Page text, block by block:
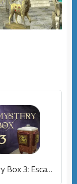
Mystery Box 3: Escape The Room (Мистери Бокс) [МОД Premium] APK Android